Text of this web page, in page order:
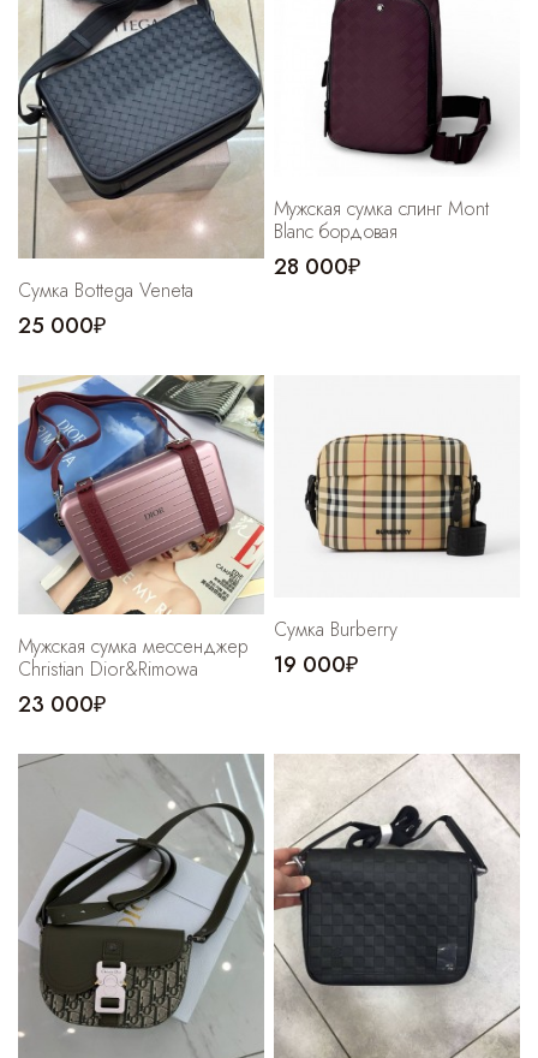
Сумка Bottega Veneta
25 000₽
Мужская сумка слинг Mont
Blanc бордовая
28 000₽
Мужская сумка мессенджер
Christian Dior&Rimowa
23 000₽
Сумка Burberry
19 000₽
Cпортивные брюки
Комбинезоны